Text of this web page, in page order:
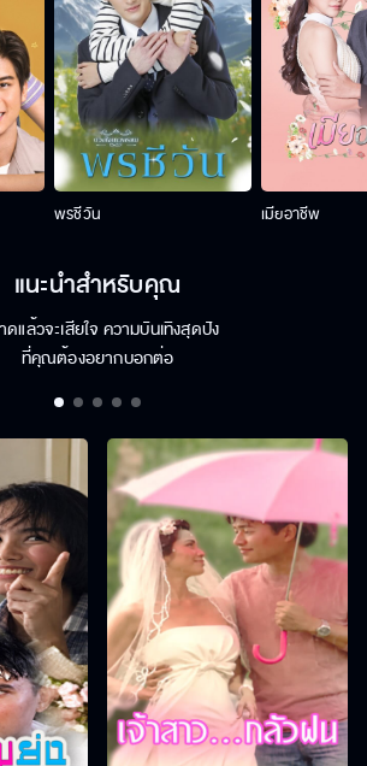
พรชีวัน เมียอาชีพ
แนะนำสำหรับคุณ
แล้วจะเสียใจ ความบันเทิงสุดปัง
ที่คุณต้องอยากบอกต่อ